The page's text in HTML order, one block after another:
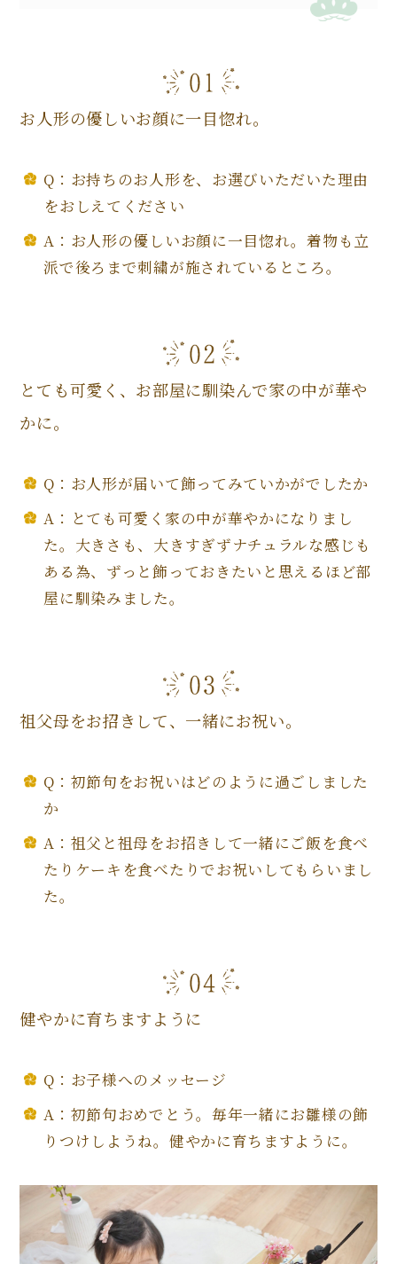
お人形の優しいお顔に一目惚れ。
Q：お持ちのお人形を、お選びいただいた理由
をおしえてください
A：お人形の優しいお顔に一目惚れ。着物も立
派で後ろまで刺繍が施されているところ。
とても可愛く、お部屋に馴染んで家の中が華や
かに。
Q：お人形が届いて飾ってみていかがでしたか
A：とても可愛く家の中が華やかになりまし
た。大きさも、大きすぎずナチュラルな感じも
ある為、ずっと飾っておきたいと思えるほど部
屋に馴染みました。
祖父母をお招きして、一緒にお祝い。
Q：初節句をお祝いはどのように過ごしました
か
A：祖父と祖母をお招きして一緒にご飯を食べ
たりケーキを食べたりでお祝いしてもらいまし
た。
健やかに育ちますように
Q：お子様へのメッセージ
A：初節句おめでとう。毎年一緒にお雛様の飾
りつけしようね。健やかに育ちますように。